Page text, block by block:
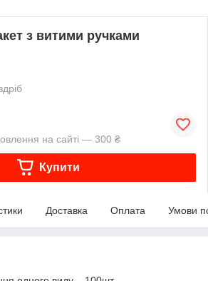
з витими ручками
на сайті — 300 ₴
Купити
Доставка Оплата Умови